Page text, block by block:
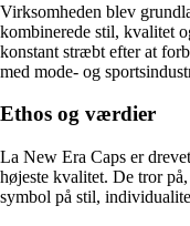
Virksomheden blev
kombinerede stil, kvalitet
konstant stræbt efter at
med mode- og
Ethos og værdier
La New Era Caps er
højeste kvalitet. De tror
symbol på stil,